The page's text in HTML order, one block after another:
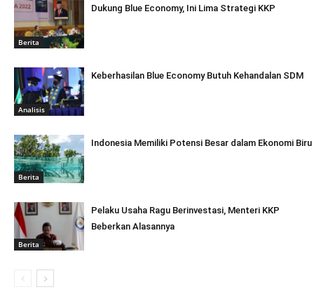
Berita
Dukung Blue Economy, Ini Lima Strategi KKP
Analisis
Keberhasilan Blue Economy Butuh Kehandalan SDM
Berita
Indonesia Memiliki Potensi Besar dalam Ekonomi Biru
Berita
Pelaku Usaha Ragu Berinvestasi, Menteri KKP
Beberkan Alasannya